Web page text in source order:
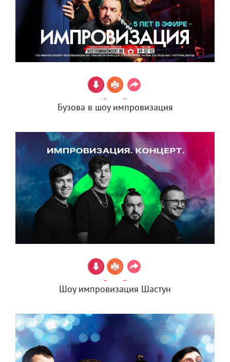
Бузова в шоу импровизация
Шоу импровизация Шастун